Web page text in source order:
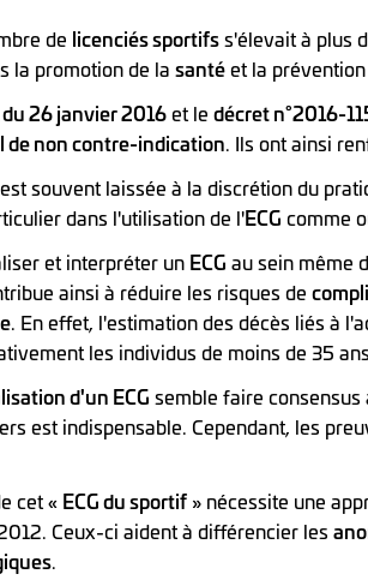
de licenciés sportifss'élevait à plus
la promotion de la santéet la
26 janvier 2016et le décret n°2016-
de non contre-indication. Ils ont ainsi
souvent laissée à la discrétion du
dans l'utilisation de l'ECG comme
et interpréter un ECG au sein même
ainsi à réduire les risques de
. En effet, l'estimation des décès liés à
les individus de moins de 35
d'un ECG semble faire consensus
est indispensable. Cependant, les
cet « ECG du sportif » nécessite une
Ceux-ci aident à différencier les
.